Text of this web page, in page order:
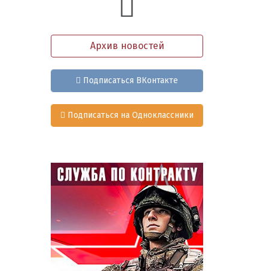
Архив новостей
Подписаться ВКонтакте
Подписаться на Одноклассники